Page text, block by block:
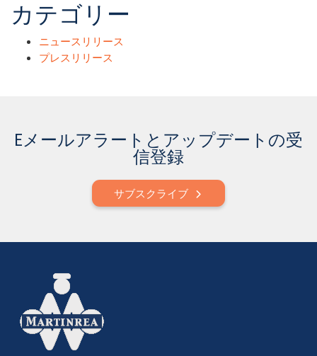
カテゴリー
ニュースリリース
プレスリリース
Eメールアラートとアップデートの受
信登録
サブスクライブ